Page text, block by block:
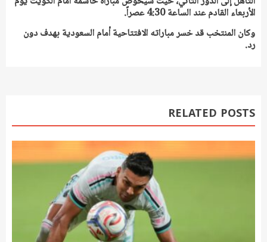
الأربعاء القادم عند الساعة 4:30 عصراً.
وكان المنتخب قد خسر مباراته الافتتاحية أمام السعودية بهدف دون
رد.
RELATED POSTS